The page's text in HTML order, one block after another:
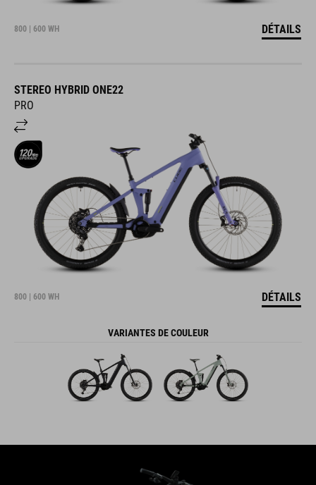
800 | 600 WH DÉTAILS
STEREO HYBRID ONE22
PRO
800 | 600 WH DÉTAILS
VARIANTES DE COULEUR